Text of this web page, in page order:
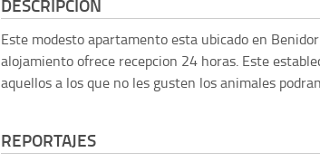
DESCRIPCIÓN
Este modesto apartamento esta ubicado en
alojamiento ofrece recepcion 24 horas. Este
aquellos a los que no les gusten los animales
REPORTAJES